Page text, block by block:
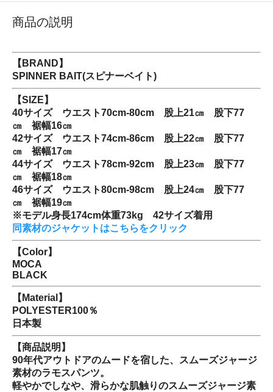
商品の説明
【BRAND】
SPINNER BAIT(スピナーベイト)
【SIZE】
40サイズ ウエスト70cm-80cm 股上21㎝ 股下77
㎝ 裾幅16㎝
42サイズ ウエスト74cm-86cm 股上22㎝ 股下77
㎝ 裾幅17㎝
44サイズ ウエスト78cm-92cm 股上23㎝ 股下77
㎝ 裾幅18㎝
46サイズ ウエスト80cm-98cm 股上24㎝ 股下77
㎝ 裾幅19㎝
※モデル身長174cm体重73kg 42サイズ着用
同素材のジャケットはこちらをクリック
【Color】
MOCA
BLACK
【Material】
POLYESTER100％
日本製
【商品説明】
90年代アウトドアのムードを宿した、スムーズジャージ
素材のラモスパンツ。
軽やかでしなや、滑らかな肌触りのスムーズジャージ素